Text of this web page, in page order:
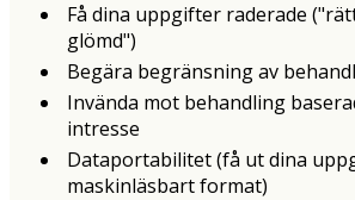
Få dina uppgifter raderade
glömd")
Begära begränsning av
Invända mot behandling
intresse
Dataportabilitet (få ut dina
maskinläsbart format)